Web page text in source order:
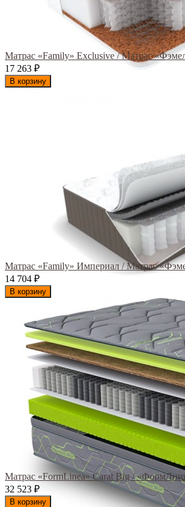
Матрас «Family» Exclusive / Матрас
17 263 ₽
В корзину
Матрас «Family» Империал / Матрас
14 704 ₽
В корзину
Матрас «FormLinea» Carat Big /
32 523 ₽
В корзину